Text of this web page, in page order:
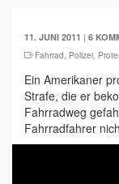
11. JUNI 2011 | 6
Fahrrad, Polizei,
Ein Amerikaner
Strafe, die er
Fahrradweg
Fahrradfahrer